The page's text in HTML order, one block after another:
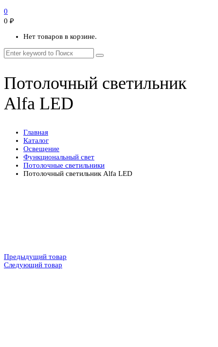
0
0 ₽
Нет товаров в корзине.
Потолочный светильник
Alfa LED
Главная
Каталог
Освещение
Функциональный свет
Потолочные светильники
Потолочный светильник Alfa LED
Предыдущий товар
Следующий товар